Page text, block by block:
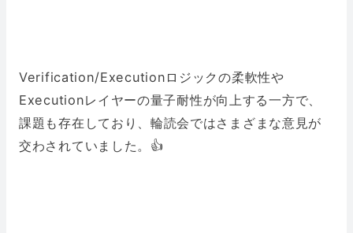
Verification/Executionロジックの柔軟性や
Executionレイヤーの量子耐性が向上する一方で、
課題も存在しており、輪読会ではさまざまな意見が
交わされていました。👍